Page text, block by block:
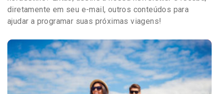
diretamente em seu e-mail, outros conteúdos para
ajudar a programar suas próximas viagens!